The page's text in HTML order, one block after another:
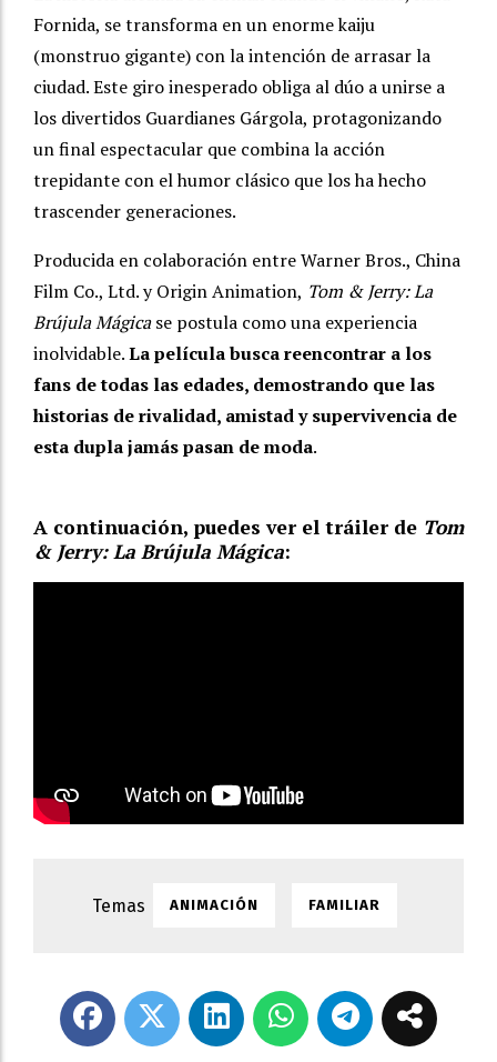
Fornida, se transforma en un enorme kaiju
(monstruo gigante) con la intención de arrasar la
ciudad. Este giro inesperado obliga al dúo a unirse a
los divertidos Guardianes Gárgola, protagonizando
un final espectacular que combina la acción
trepidante con el humor clásico que los ha hecho
trascender generaciones.
Producida en colaboración entre Warner Bros., China
Film Co., Ltd. y Origin Animation, Tom & Jerry: La
Brújula Mágicase postula como una experiencia
inolvidable.La película busca reencontrar a los
fans de todas las edades, demostrando que las
historias de rivalidad, amistad y supervivencia de
esta dupla jamás pasan de moda.
A continuación, puedes ver el tráiler de Tom
& Jerry: La Brújula Mágica:
ANIMACIÓN FAMILIAR